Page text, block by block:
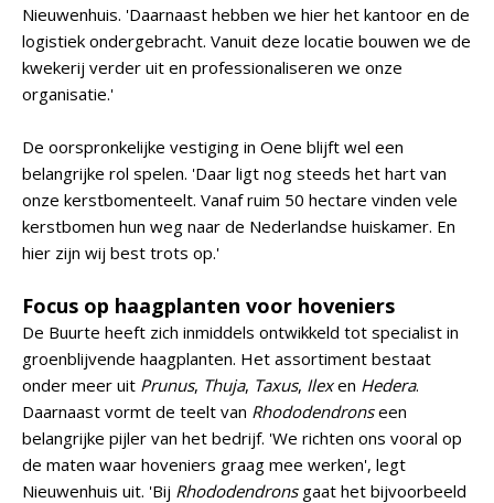
Nieuwenhuis. 'Daarnaast hebben we hier het kantoor en de
logistiek ondergebracht. Vanuit deze locatie bouwen we de
kwekerij verder uit en professionaliseren we onze
organisatie.'
De oorspronkelijke vestiging in Oene blijft wel een
belangrijke rol spelen. 'Daar ligt nog steeds het hart van
onze kerstbomenteelt. Vanaf ruim 50 hectare vinden vele
kerstbomen hun weg naar de Nederlandse huiskamer. En
hier zijn wij best trots op.'
Focus op haagplanten voor hoveniers
De Buurte heeft zich inmiddels ontwikkeld tot specialist in
groenblijvende haagplanten. Het assortiment bestaat
onder meer uit Prunus, Thuja, Taxus, Ilexen Hedera.
Daarnaast vormt de teelt van Rhododendronseen
belangrijke pijler van het bedrijf. 'We richten ons vooral op
de maten waar hoveniers graag mee werken', legt
Nieuwenhuis uit. 'Bij Rhododendronsgaat het bijvoorbeeld